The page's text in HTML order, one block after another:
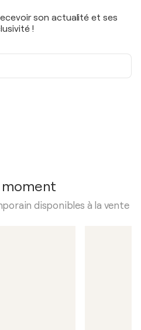
son actualité et ses
!
moment
disponibles à la vente